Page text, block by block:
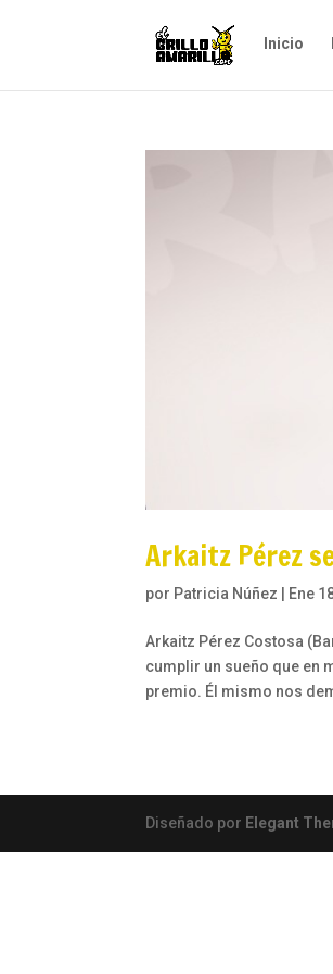
Inicio
Arkaitz Pérez
por Patricia Núñez Ene
Arkaitz Pérez Costosa
cumplir un sueño que en
premio. Él mismo nos
Diseñado por Elegant